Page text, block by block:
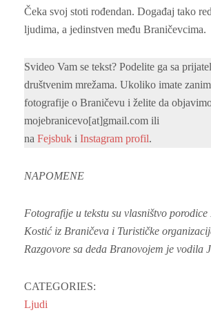
Čeka svoj stoti rođendan. Događaj tako
ljudima, a jedinstven među Braničevcima.
Svideo Vam se tekst? Podelite ga sa
društvenim mrežama. Ukoliko imate
fotografije o Braničevu i želite da
mojebranicevo[at]gmail.com ili
na Fejsbuk i Instagram profil.
NAPOMENE
Fotografije u tekstu su vlasništvo
Kostić iz Braničeva i Turističke
Razgovore sa deda Branovojem je vodila
CATEGORIES:
Ljudi